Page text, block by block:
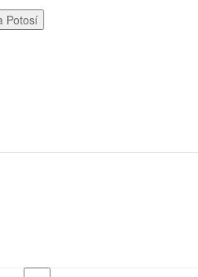
Potosí